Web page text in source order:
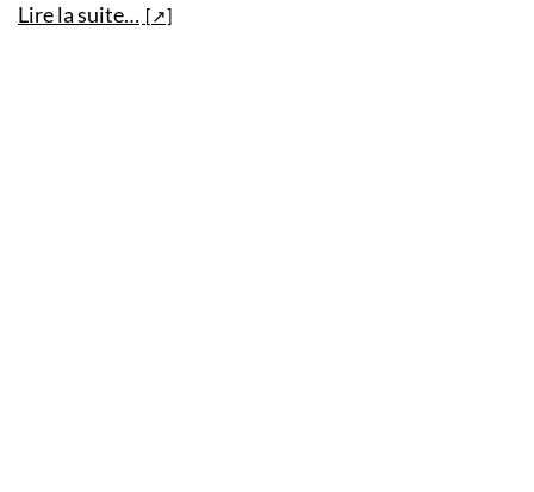
Lire la suite…